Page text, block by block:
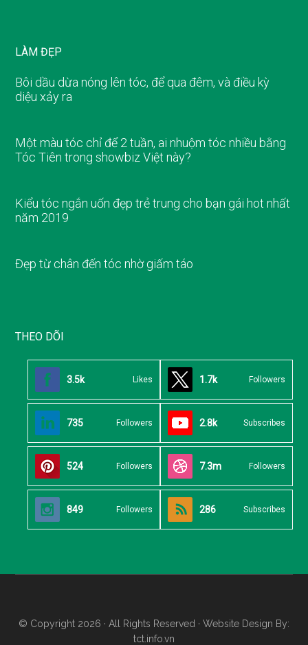
LÀM ĐẸP
Bôi dầu dừa nóng lên tóc, để qua đêm, và điều kỳ
diệu xảy ra
Một màu tóc chỉ để 2 tuần, ai nhuộm tóc nhiều bằng
Tóc Tiên trong showbiz Việt này?
Kiểu tóc ngắn uốn đẹp trẻ trung cho bạn gái hot nhất
năm 2019
Đẹp từ chân đến tóc nhờ giấm táo
THEO DÕI
3.5k Likes 1.7k Followers
735 Followers 2.8k Subscribes
524 Followers 7.3m Followers
849 Followers 286 Subscribes
© Copyright 2026 · All Rights Reserved · Website Design By:
tct.info.vn